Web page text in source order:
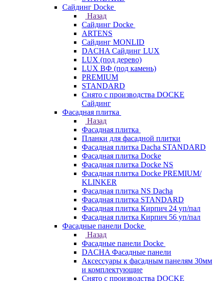
Сайдинг Docke
Назад
Сайдинг Docke
ARTENS
Cайдинг MONLID
DACHA Сайдинг LUX
LUX (под дерево)
LUX ВФ (под камень)
PREMIUM
STANDARD
Снято с производства DOCKE
Сайдинг
Фасадная плитка
Назад
Фасадная плитка
Планки для фасадной плитки
Фасадная плитка Dacha STANDARD
Фасадная плитка Docke
Фасадная плитка Docke NS
Фасадная плитка Docke PREMIUM/
KLINKER
Фасадная плитка NS Dacha
Фасадная плитка STANDARD
Фасадная плитка Кирпич 24 уп/пал
Фасадная плитка Кирпич 56 уп/пал
Фасадные панели Docke
Назад
Фасадные панели Docke
DACHA Фасадные панели
Аксессуары к фасадным панелям 30мм
и комплектующие
Снято с производства DOCKE